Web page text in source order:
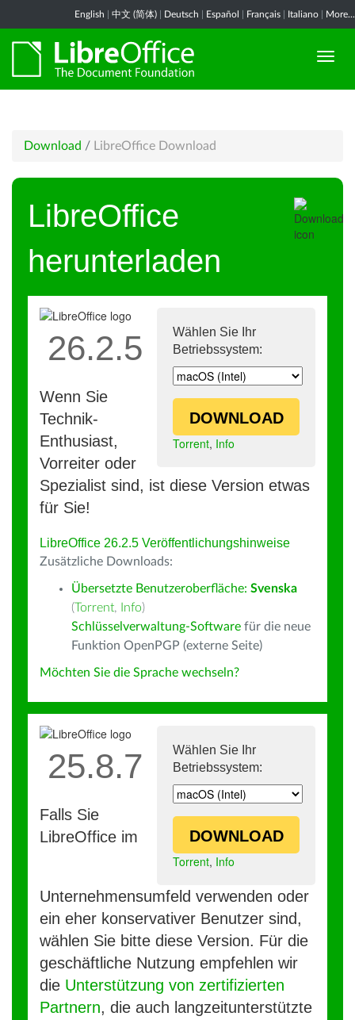
English 中文 (简体) Deutsch Español Français Italiano More...
Download / LibreOffice Download
LibreOffice
herunterladen
Wählen Sie Ihr
Betriebssystem:
DOWNLOAD
Torrent, Info
26.2.5
Wenn Sie
Technik-
Enthusiast,
Vorreiter oder
Spezialist sind, ist diese Version etwas
für Sie!
LibreOffice 26.2.5 Veröffentlichungshinweise
Zusätzliche Downloads:
Übersetzte Benutzeroberfläche: Svenska
(Torrent, Info)
Schlüsselverwaltung-Software für die neue
Funktion OpenPGP (externe Seite)
Möchten Sie die Sprache wechseln?
Wählen Sie Ihr
Betriebssystem:
DOWNLOAD
Torrent, Info
25.8.7
Falls Sie
LibreOffice im
Unternehmensumfeld verwenden oder
ein eher konservativer Benutzer sind,
wählen Sie bitte diese Version. Für die
geschäftliche Nutzung empfehlen wir
die Unterstützung von zertifizierten
Partnern, die auch langzeitunterstützte